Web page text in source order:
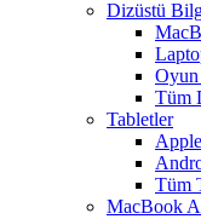
Dizüstü
Oyun
Tüm
Tabletler
Tüm
MacBook